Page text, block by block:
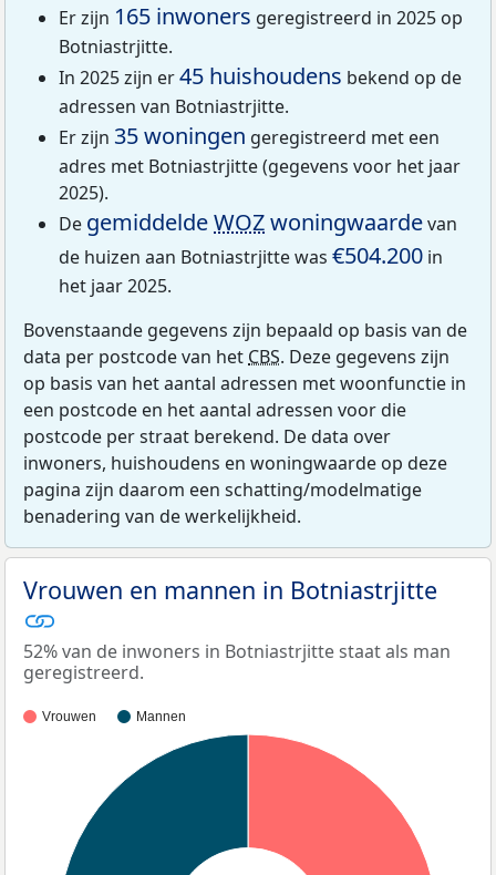
Er zijn 165 inwoners geregistreerd in 2025 op
Botniastrjitte.
In 2025 zijn er45 huishoudens bekend op de
adressen van Botniastrjitte.
Er zijn 35 woningen geregistreerd met een
adres met Botniastrjitte (gegevens voor het jaar
2025).
De gemiddeldeWOZwoningwaardevan
de huizen aan Botniastrjitte was €504.200 in
het jaar 2025.
Bovenstaande gegevens zijn bepaald op basis van de
data per postcode van het CBS. Deze gegevens zijn
op basis van het aantal adressen met woonfunctie in
een postcode en het aantal adressen voor die
postcode per straat berekend. De data over
inwoners, huishoudens en woningwaarde op deze
pagina zijn daarom een schatting/modelmatige
benadering van de werkelijkheid.
Vrouwen en mannen in Botniastrjitte
52% van de inwoners in Botniastrjitte staat als man
geregistreerd.
Vrouwen Mannen